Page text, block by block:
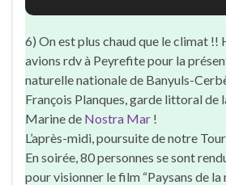
6) On est plus chaud que le climat !!
avions rdv à Peyrefite pour la
naturelle nationale de Banyuls-
François Planques, garde littoral de
Marine de Nostra Mar !
L’après-midi, poursuite de notre
En soirée, 80 personnes se sont
pour visionner le film “Paysans de la